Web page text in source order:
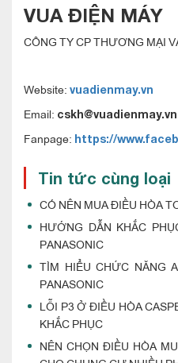
VUA ĐIỆN MÁY
CÔNG TY CP THƯƠNG MẠI
Website: vuadienmay.vn
Email: cskh@vuadienmay.vn
Fanpage: https://
Tin tức cùng loại
CÓ NÊN MUA ĐIỀU HÒA
HƯỚNG DẪN KHẮC
PANASONIC
TÌM HIỂU CHỨC NĂNG
PANASONIC
LỖI P3 Ở ĐIỀU HÒA
KHẮC PHỤC
NÊN CHỌN ĐIỀU HÒA